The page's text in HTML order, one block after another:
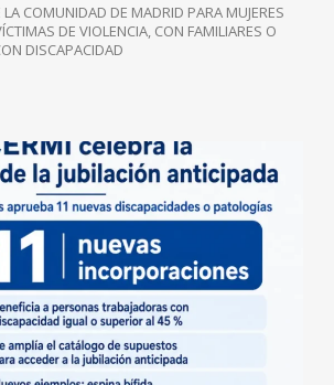
COMUNIDAD DE MADRID PARA MUJERES
DE VIOLENCIA, CON FAMILIARES O
DISCAPACIDAD